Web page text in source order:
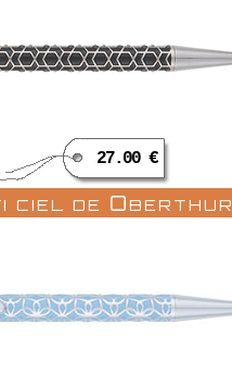
27.00 €
de Oberthur